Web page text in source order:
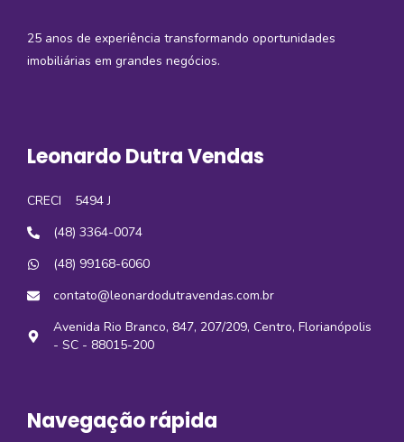
25 anos de experiência transformando oportunidades
imobiliárias em grandes negócios.
Leonardo Dutra Vendas
CRECI
5494 J
(48) 3364-0074
(48) 99168-6060
contato@leonardodutravendas.com.br
Avenida Rio Branco, 847, 207/209, Centro, Florianópolis
- SC - 88015-200
Navegação rápida